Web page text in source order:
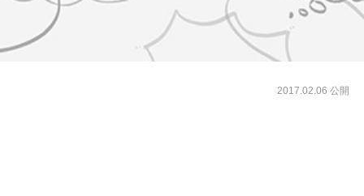
2017.02.06 公開